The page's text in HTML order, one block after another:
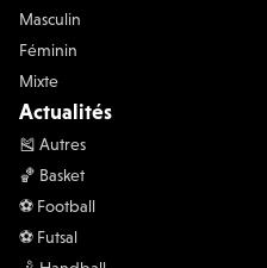
Masculin
Féminin
Mixte
Actualités
🎽 Autres
🏀 Basket
⚽️ Football
⚽️ Futsal